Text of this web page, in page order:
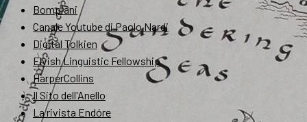
Bompiani
Canale Youtube di Paolo Nardi
Digital Tolkien
Elvish Linguistic Fellowship
HarperCollins
Il Sito dell'Anello
La rivista Endóre